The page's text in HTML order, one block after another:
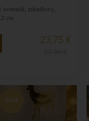
svietnik, zrkadlový,
cm
23,75 €
AKCIA